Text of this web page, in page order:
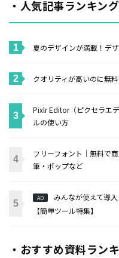
・人気記事ランキング
夏のデザインが満載！デ
クオリティが高いのに無
Pixlr Editor（ピクセラエ
ルの使い方
フリーフォント｜無料で
筆・ポップなど
AD
みんなが使えて導
【簡単ツール特集】
・おすすめ資料ラン